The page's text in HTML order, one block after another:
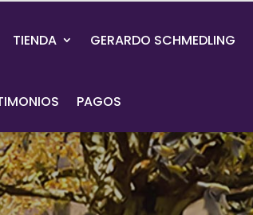
TIENDA GERARDO SCHMEDLING
PAGOS